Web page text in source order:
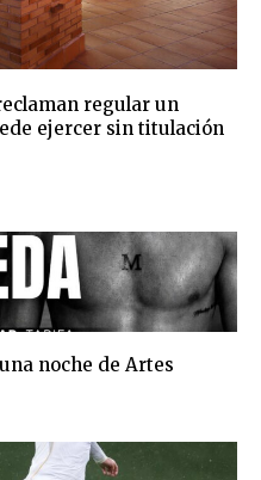
regular un
ejercer sin titulación
noche de Artes